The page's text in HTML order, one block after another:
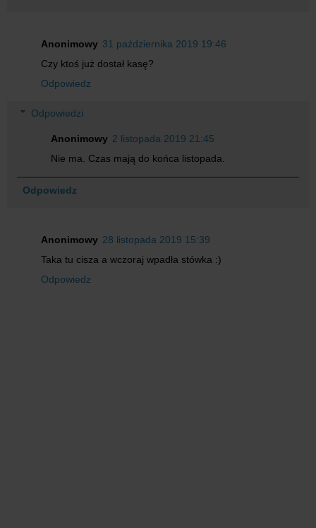
Anonimowy 31 października 2019 19:46
Czy ktoś już dostał kasę?
Odpowiedz
Odpowiedzi
Anonimowy 2 listopada 2019 21:45
Nie ma. Czas mają do końca listopada.
Odpowiedz
Anonimowy 28 listopada 2019 15:39
Taka tu cisza a wczoraj wpadła stówka :)
Odpowiedz